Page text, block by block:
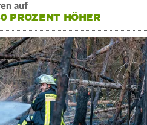
auf
PROZENT HÖHER